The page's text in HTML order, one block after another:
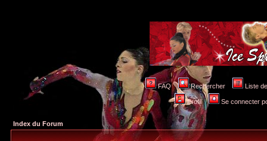
FAQ Rechercher Liste
Profil Se connecter
Index du Forum